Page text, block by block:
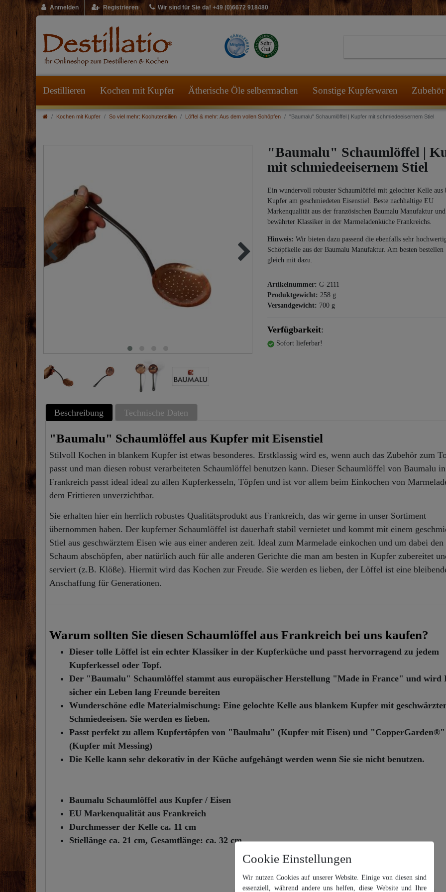
Anmelden Registrieren Wir sind für Sie da! +49 (0)6672 918480
Destillieren Kochen mit Kupfer Ätherische Öle selbermachen Sonstige Kupferwaren
Kochen mit Kupfer So viel mehr: Kochutensilien Löffel & mehr: Aus dem vollen Schöpfen "Baumalu" Schaumlöffel | Kupfer mit schmiedeeisernem Stiel
"Baumalu" Schaumlöffel |
mit schmiedeeisernem Stiel
Ein wundervoll robuster Schaumlöffel mit gelochter Kelle aus
Kupfer am geschmiedeten Eisenstiel. Beste nachhaltige EU
Markenqualität aus der französischen Baumalu Manufaktur
bewährter Klassiker in der Marmeladenküche Frankreichs.
Hinweis: Wir bieten dazu passend die ebenfalls sehr
Schöpfkelle aus der Baumalu Manufaktur. Am besten bestellen
gleich mit dazu.
Artikelnummer: G-2111
Produktgewicht: 258 g
Versandgewicht: 700 g
Verfügbarkeit:
Sofort lieferbar!
Beschreibung Technische Daten
"Baumalu" Schaumlöffel aus Kupfer mit Eisenstiel
Stilvoll Kochen in blankem Kupfer ist etwas besonderes. Erstklassig wird es, wenn auch das Zubehör zum
passt und man diesen robust verarbeiteten Schaumlöffel benutzen kann. Dieser Schaumlöffel von Baumalu in
Frankreich passt ideal ideal zu allen Kupferkesseln, Töpfen und ist vor allem beim Einkochen von
dem Frittieren unverzichtbar.
Sie erhalten hier ein herrlich robustes Qualitätsprodukt aus Frankreich, das wir gerne in unser Sortiment
übernommen haben. Der kupferner Schaumlöffel ist dauerhaft stabil vernietet und kommt mit einem
Stiel aus geschwärztem Eisen wie aus einer anderen zeit. Ideal zum Marmelade einkochen und um dabei den
Schaum abschöpfen, aber natürlich auch für alle anderen Gerichte die man am besten in Kupfer zubereitet
serviert (z.B. Klöße). Hiermit wird das Kochen zur Freude. Sie werden es lieben, der Löffel ist eine
Anschaffung für Generationen.
Warum sollten Sie diesen Schaumlöffel aus Frankreich bei uns kaufen?
Dieser tolle Löffel ist ein echter Klassiker in der Kupferküche und passt hervorragend zu jedem
Kupferkessel oder Topf.
Der "Baumalu" Schaumlöffel stammt aus europäischer Herstellung "Made in France" und wird
sicher ein Leben lang Freunde bereiten
Wunderschöne edle Materialmischung: Eine gelochte Kelle aus blankem Kupfer mit
Schmiedeeisen. Sie werden es lieben.
Passt perfekt zu allem Kupfertöpfen von "Baulmalu" (Kupfer mit Eisen) und "CopperGarden®"
(Kupfer mit Messing)
Die Kelle kann sehr dekorativ in der Küche aufgehängt werden wenn Sie sie nicht benutzen.
Baumalu Schaumlöffel aus Kupfer / Eisen
EU Markenqualität aus Frankreich
Durchmesser der Kelle ca. 11 cm
Stiellänge ca. 21 cm, Gesamtlänge: ca. 32 cm
Cookie Einstellungen
Wir nutzen Cookies auf unserer Website. Einige von diesen sind
essenziell, während andere uns helfen, diese Website und Ihre